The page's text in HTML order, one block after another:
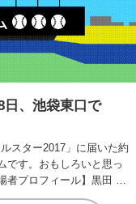
日、池袋東口で
スター2017」に届いた約
です。おもしろいと思っ
者プロフィール】黒田 創